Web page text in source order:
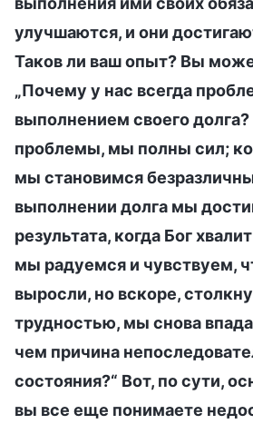
улучшаются, и они
Таков ли ваш опыт? Вы
„Почему у нас всегда
выполнением своего
проблемы, мы полны сил;
мы становимся
выполнении долга мы
результата, когда Бог
мы радуемся и чувствуем,
выросли, но вскоре,
трудностью, мы снова
чем причина
состояния?“ Вот, по сути,
вы все еще понимаете